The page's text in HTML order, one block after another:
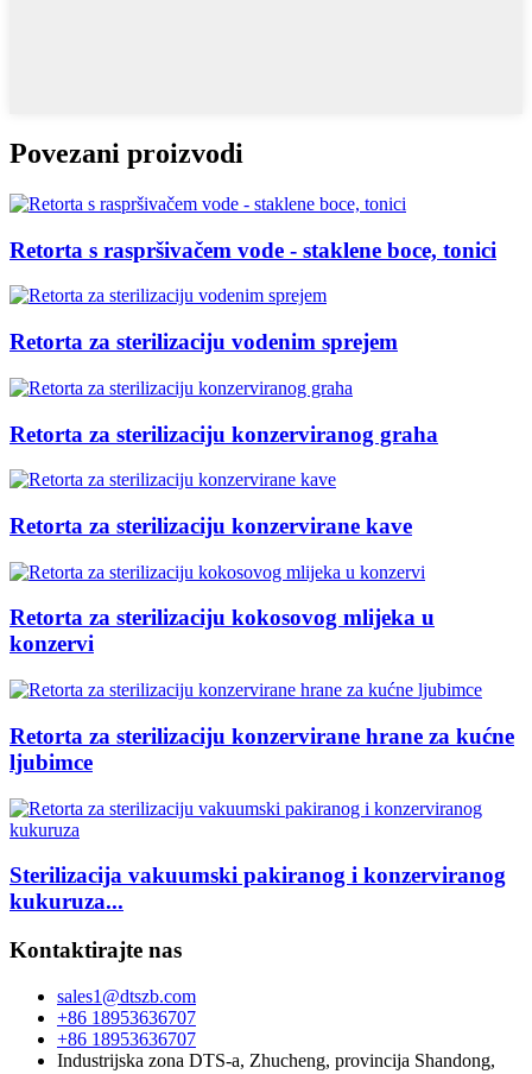
Povezani proizvodi
Retorta s raspršivačem vode - staklene boce, tonici
Retorta za sterilizaciju vodenim sprejem
Retorta za sterilizaciju konzerviranog graha
Retorta za sterilizaciju konzervirane kave
Retorta za sterilizaciju kokosovog mlijeka u
konzervi
Retorta za sterilizaciju konzervirane hrane za kućne
ljubimce
Sterilizacija vakuumski pakiranog i konzerviranog
kukuruza...
Kontaktirajte nas
sales1@dtszb.com
+86 18953636707
+86 18953636707
Industrijska zona DTS-a, Zhucheng, provincija Shandong,